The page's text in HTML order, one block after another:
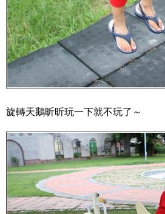
旋轉天鵝昕昕玩一下就不玩了～